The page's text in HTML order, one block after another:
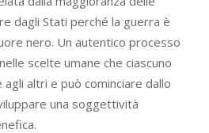
dagli Stati perché la guerra è
nero. Un autentico processo
scelte umane che ciascuno
altri e può cominciare dallo
una soggettività